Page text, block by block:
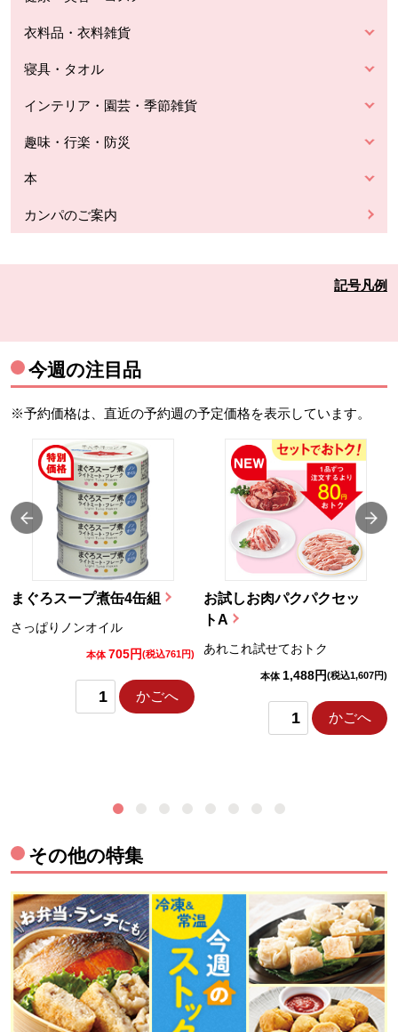
衣料品・衣料雑貨
寝具・タオル
インテリア・園芸・季節雑貨
趣味・行楽・防災
本
カンパのご案内
記号凡例
今週の注目品
※予約価格は、直近の予約週の予定価格を表示しています。
まぐろスープ煮缶4缶組
さっぱりノンオイル
本体 705円(税込761円)
かごへ
お試しお肉パクパクセッ
トA
あれこれ試せておトク
本体 1,488円(税込1,607円)
かごへ
その他の特集